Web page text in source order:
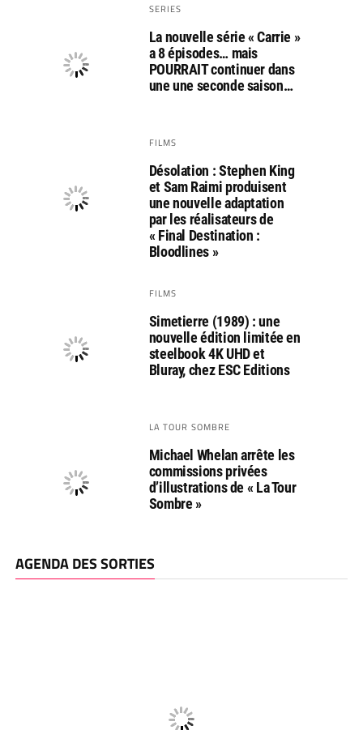
SERIES
La nouvelle série « Carrie »
a 8 épisodes… mais
POURRAIT continuer dans
une une seconde saison…
FILMS
Désolation : Stephen King
et Sam Raimi produisent
une nouvelle adaptation
par les réalisateurs de
« Final Destination :
Bloodlines »
FILMS
Simetierre (1989) : une
nouvelle édition limitée en
steelbook 4K UHD et
Bluray, chez ESC Editions
LA TOUR SOMBRE
Michael Whelan arrête les
commissions privées
d’illustrations de « La Tour
Sombre »
AGENDA DES SORTIES